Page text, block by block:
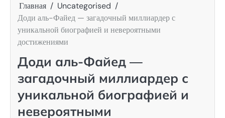
Главная
Uncategorised
Доди аль-Файед — загадочный миллиардер с
уникальной биографией и невероятными
достижениями
Доди аль-Файед —
загадочный миллиардер с
уникальной биографией и
невероятными